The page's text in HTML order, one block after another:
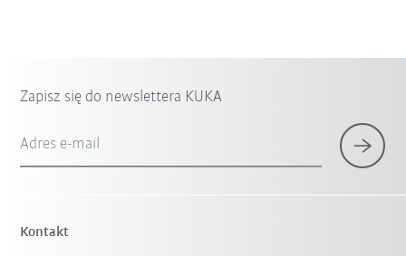
Zapisz się do newslettera KUKA
Adres e-mail
Kontakt